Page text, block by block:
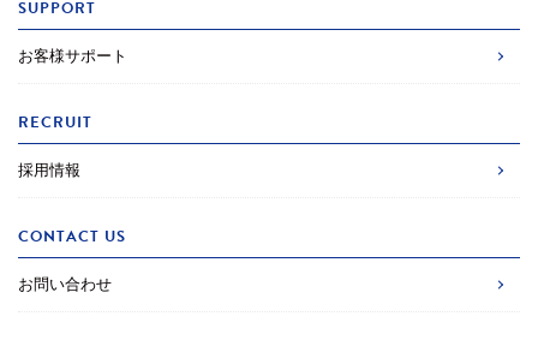
SUPPORT
お客様サポート
RECRUIT
採用情報
CONTACT US
お問い合わせ